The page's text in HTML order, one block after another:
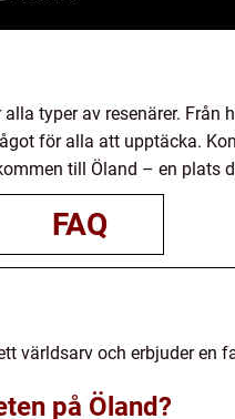
typer av resenärer.
för alla att upptäcka.
till Öland – en plats
FAQ
världsarv och erbjuder en
på Öland?